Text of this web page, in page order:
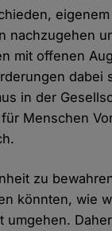
nachzugehen
mit offenen
dabei
in der
Menschen
zu
könnten, wie
umgehen.